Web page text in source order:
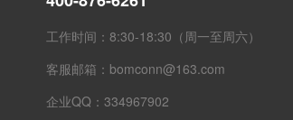
工作时间：8:30-18:30（周一至周六）
客服邮箱：bomconn@163.com
企业QQ：334967902
粤ICP备2021134623号